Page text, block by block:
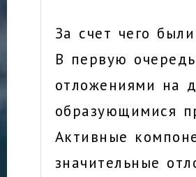
За счет чего
В первую
отложениями на
образующимися
Активные
значительные